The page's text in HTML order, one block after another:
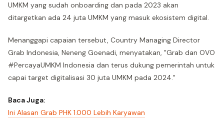
UMKM yang sudah onboarding dan pada 2023 akan
ditargetkan ada 24 juta UMKM yang masuk ekosistem digital.
Menanggapi capaian tersebut, Country Managing Director
Grab Indonesia, Neneng Goenadi, menyatakan, "Grab dan OVO
#PercayaUMKM Indonesia dan terus dukung pemerintah untuk
capai target digitalisasi 30 juta UMKM pada 2024."
Baca Juga:
Ini Alasan Grab PHK 1.000 Lebih Karyawan